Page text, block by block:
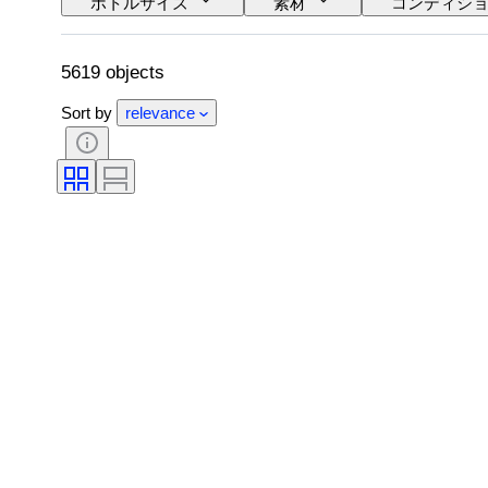
ワインの格付け/原産地呼称
ワイン充填レ
5619 objects
Sort by relevance